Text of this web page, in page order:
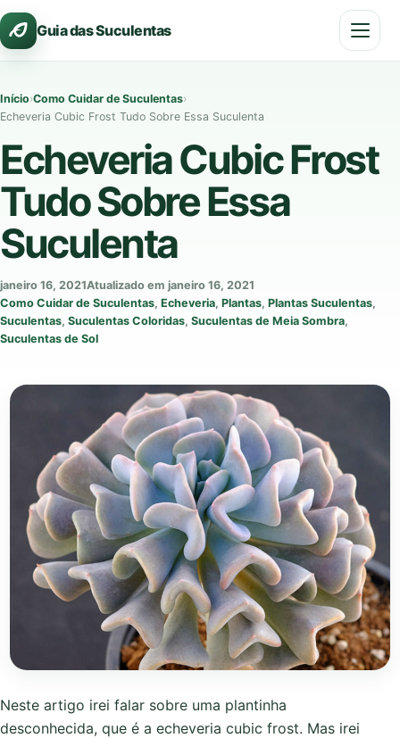
Pular
para
o
Guia das Suculentas
Início›Como Cuidar de Suculentas›
Echeveria Cubic Frost Tudo Sobre Essa Suculenta
Echeveria Cubic Frost
Tudo Sobre Essa
Suculenta
janeiro 16, 2021Atualizado em janeiro 16, 2021
Como Cuidar de Suculentas, Echeveria, Plantas, Plantas Suculentas,
Suculentas, Suculentas Coloridas, Suculentas de Meia Sombra,
Suculentas de Sol
Neste artigo irei falar sobre uma plantinha
desconhecida, que é a echeveria cubic frost. Mas irei